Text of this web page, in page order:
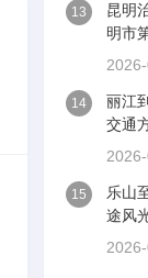
13
昆明
明市
14
丽江
交通
15
乐山
途风